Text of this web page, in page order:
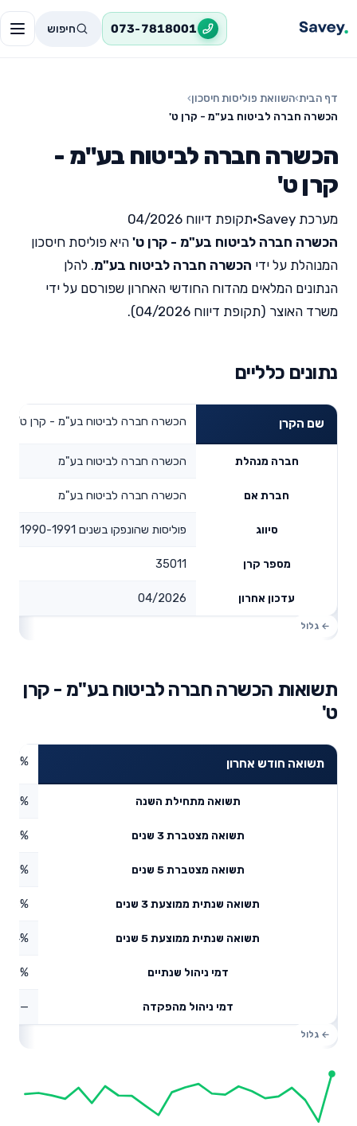
073-7818001 חיפוש
דף הבית›השוואת פוליסות חיסכון›
הכשרה חברה לביטוח בע"מ - קרן ט'
הכשרה חברה לביטוח בע"מ -
קרן ט'
מערכת Savey •תקופת דיווח 04/2026
הכשרה חברה לביטוח בע"מ - קרן ט' היא פוליסת חיסכון
המנוהלת על ידי הכשרה חברה לביטוח בע"מ. להלן
הנתונים המלאים מהדוח החודשי האחרון שפורסם על ידי
משרד האוצר (תקופת דיווח 04/2026).
נתונים כלליים
שם הקרן הכשרה חברה לביטוח בע"מ - קרן ט'
חברה מנהלת הכשרה חברה לביטוח בע"מ
חברת אם הכשרה חברה לביטוח בע"מ
סיווג פוליסות שהונפקו בשנים 1990-1991
מספר קרן 35011
עדכון אחרון 04/2026
תשואות הכשרה חברה לביטוח בע"מ - קרן
ט'
תשואה חודש אחרון
תשואה מתחילת השנה 3.3%
תשואה מצטברת 3 שנים
תשואה מצטברת 5 שנים
תשואה שנתית ממוצעת 3 שנים
תשואה שנתית ממוצעת 5 שנים 5.14%
דמי ניהול שנתיים
דמי ניהול מהפקדה —